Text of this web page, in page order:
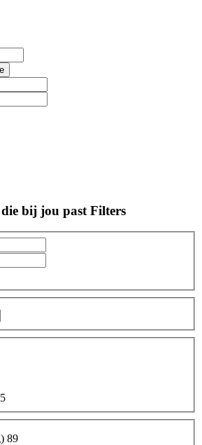
bij jou past Filters
89